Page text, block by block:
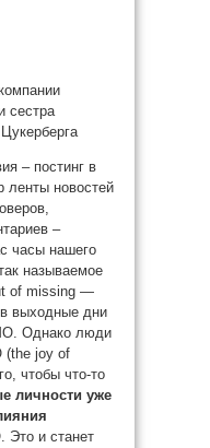
сестра
– постинг в
ленты новостей
–
часы нашего
называемое
of missing —
в выходные дни
Однако люди
(the joy of
чтобы что-то
личности уже
Это и станет